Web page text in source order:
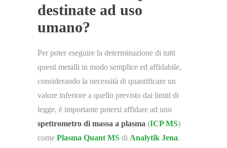
destinate ad uso
umano?
Per poter eseguire la determinazione di tutti
questi metalli in modo semplice ed affidabile,
considerando la necessità di quantificare un
valore inferiore a quello previsto dai limiti di
legge, è importante potersi affidare ad uno
spettrometro di massa a plasma (ICP MS)
come Plasma Quant MS di Analytik Jena.